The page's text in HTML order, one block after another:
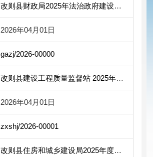
改则县财政局2025年法治政府建设年度报 ...
2026年04月01日
gazj/2026-00000
改则县建设工程质量监督站 2025年度法治...
2026年04月01日
zxshj/2026-00001
改则县住房和城乡建设局2025年度法治政 ...